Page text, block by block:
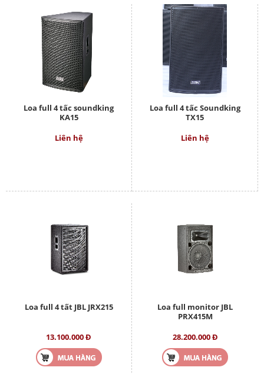
Loa full 4 tấc soundking
KA15
Liên hệ
Loa full 4 tấc Soundking
TX15
Liên hệ
Loa full 4 tất JBL JRX215
13.100.000 Đ
Loa full monitor JBL
PRX415M
28.200.000 Đ